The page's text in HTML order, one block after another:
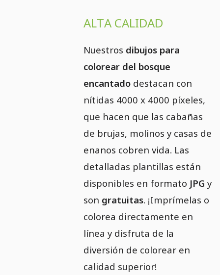
ALTA CALIDAD
Nuestros dibujos para
colorear del bosque
encantado destacan con
nítidas 4000 x 4000 píxeles,
que hacen que las cabañas
de brujas, molinos y casas de
enanos cobren vida. Las
detalladas plantillas están
disponibles en formato JPG y
son gratuitas. ¡Imprímelas o
colorea directamente en
línea y disfruta de la
diversión de colorear en
calidad superior!